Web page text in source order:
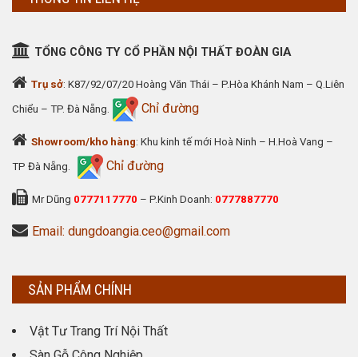
TỔNG CÔNG TY CỔ PHẦN NỘI THẤT ĐOÀN GIA
Trụ sở: K87/92/07/20 Hoàng Văn Thái – P.Hòa Khánh Nam – Q.Liên
Chiểu – TP. Đà Nẵng. Chỉ đường
Showroom/kho hàng: Khu kinh tế mới Hoà Ninh – H.Hoà Vang –
TP Đà Nẵng. Chỉ đường
Mr Dũng 0777117770 – P.Kinh Doanh: 0777887770
Email: dungdoangia.ceo@gmail.com
SẢN PHẨM CHÍNH
Vật Tư Trang Trí Nội Thất